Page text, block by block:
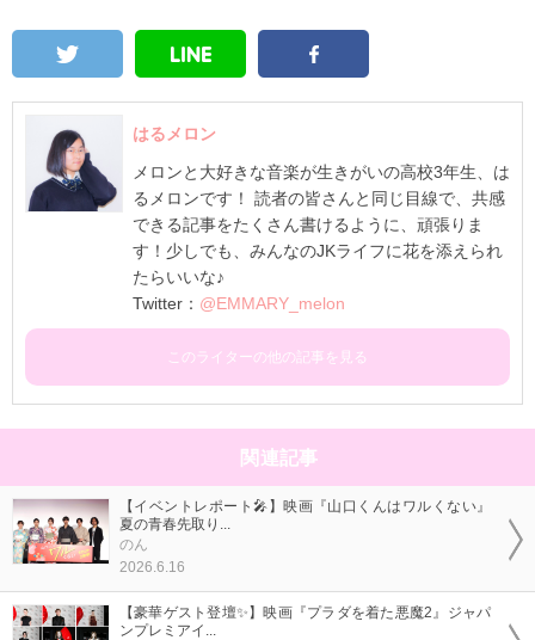
はるメロン
メロンと大好きな音楽が生きがいの高校3年生、は
るメロンです！ 読者の皆さんと同じ目線で、共感
できる記事をたくさん書けるように、頑張りま
す！少しでも、みんなのJKライフに花を添えられ
たらいいな♪
Twitter： @EMMARY_melon
このライターの他の記事を見る
関連記事
【イベントレポート🎤】映画『山口くんはワルくない』
夏の青春先取り...
のん
2026.6.16
【豪華ゲスト登壇✨】映画『プラダを着た悪魔2』ジャパ
ンプレミアイ...